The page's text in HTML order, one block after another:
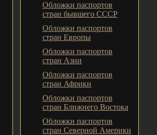
Обложки паспортов
стран бывшего СССР
Обложки паспортов
стран Европы
Обложки паспортов
стран Азии
Обложки паспортов
стран Африки
Обложки паспортов
стран Ближнего Востока
Обложки паспортов
стран Северной Америки